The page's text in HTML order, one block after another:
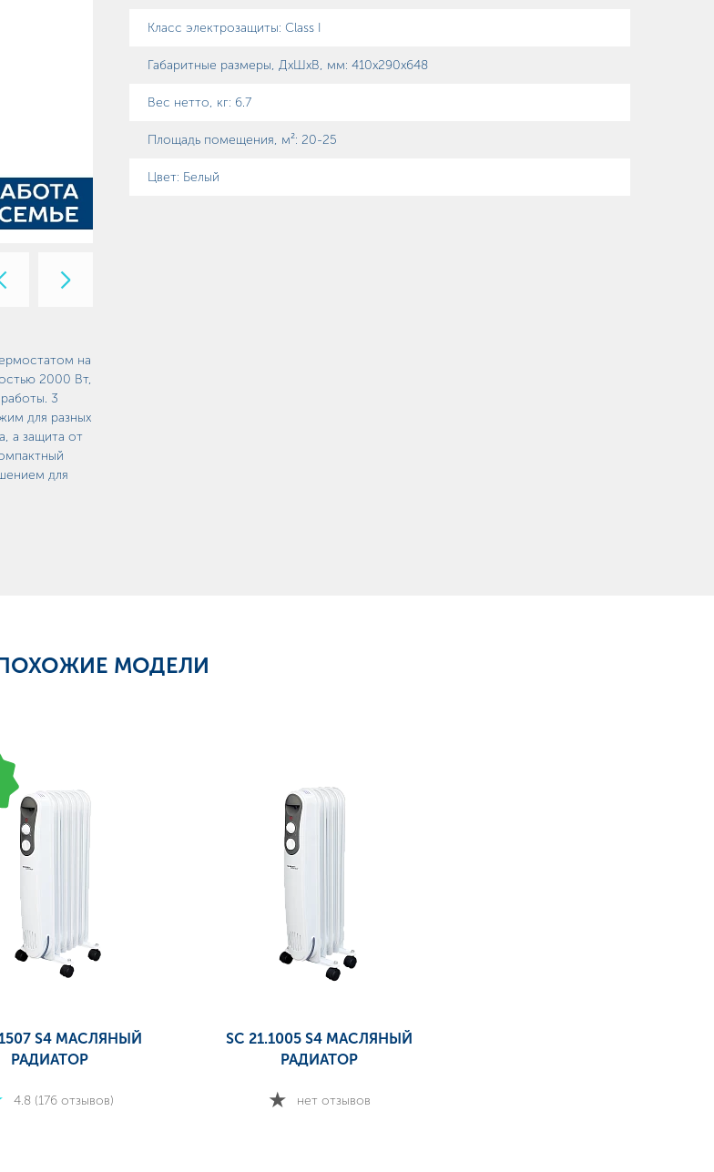
ПредыдущийСледующий
на
2000 Вт,
3
для разных
а защита от
для
Класс электрозащиты: Class I
Габаритные размеры, ДхШхВ, мм: 410х290х648
Вес нетто, кг: 6.7
Площадь помещения, м²: 20-25
Цвет: Белый
МОДЕЛИ
S4 МАСЛЯНЫЙ
РАДИАТОР
4.8 (176 отзывов)
SC 21.1005 S4 МАСЛЯНЫЙ
РАДИАТОР
нет отзывов